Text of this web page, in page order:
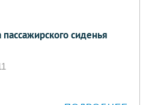
пассажирского сиденья